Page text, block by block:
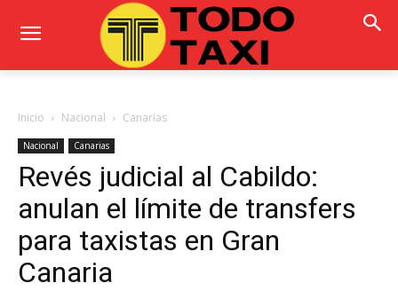
Inicio Nacional Canarias
Nacional Canarias
Revés judicial al Cabildo:
anulan el límite de transfers
para taxistas en Gran
Canaria